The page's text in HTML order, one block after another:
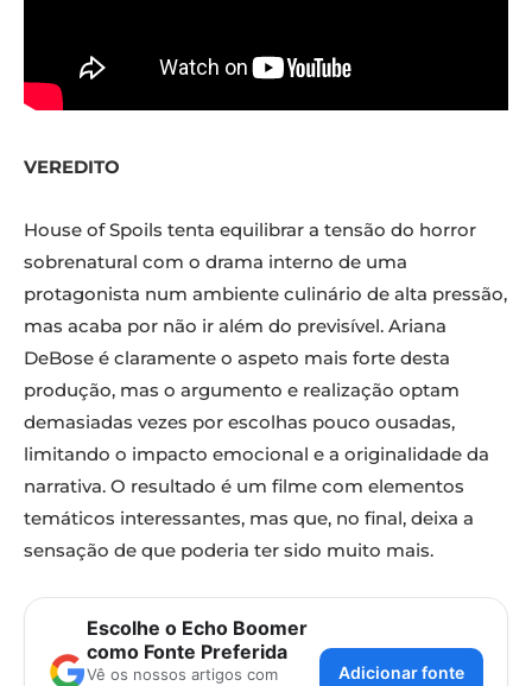
VEREDITO
House of Spoils tenta equilibrar a tensão do horror
sobrenatural com o drama interno de uma
protagonista num ambiente culinário de alta pressão,
mas acaba por não ir além do previsível. Ariana
DeBose é claramente o aspeto mais forte desta
produção, mas o argumento e realização optam
demasiadas vezes por escolhas pouco ousadas,
limitando o impacto emocional e a originalidade da
narrativa. O resultado é um filme com elementos
temáticos interessantes, mas que, no final, deixa a
sensação de que poderia ter sido muito mais.
Escolhe o Echo Boomer
como Fonte Preferida
Vê os nossos artigos com Adicionar fonte